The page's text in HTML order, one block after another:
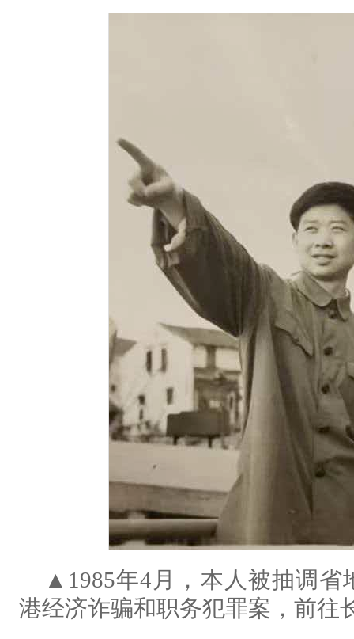
▲1985年4月，本人被抽调省
港经济诈骗和职务犯罪案，前往